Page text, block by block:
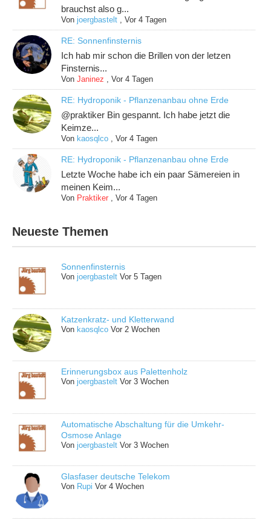
brauchst also g...
Vonjoergbastelt ,Vor 4 Tagen
RE: Sonnenfinsternis
Ich hab mir schon die Brillen von der letzen
Finsternis...
VonJaninez ,Vor 4 Tagen
RE: Hydroponik - Pflanzenanbau ohne Erde
@praktiker Bin gespannt. Ich habe jetzt die
Keimze...
Von kaosqlco ,Vor 4 Tagen
RE: Hydroponik - Pflanzenanbau ohne Erde
Letzte Woche habe ich ein paar Sämereien in
meinen Keim...
Von Praktiker ,Vor 4 Tagen
Neueste Themen
Sonnenfinsternis
Vonjoergbastelt Vor 5 Tagen
Katzenkratz- und Kletterwand
Von kaosqlco Vor 2 Wochen
Erinnerungsbox aus Palettenholz
Vonjoergbastelt Vor 3 Wochen
Automatische Abschaltung für die Umkehr-
Osmose Anlage
Vonjoergbastelt Vor 3 Wochen
Glasfaser deutsche Telekom
Von Rupi Vor 4 Wochen